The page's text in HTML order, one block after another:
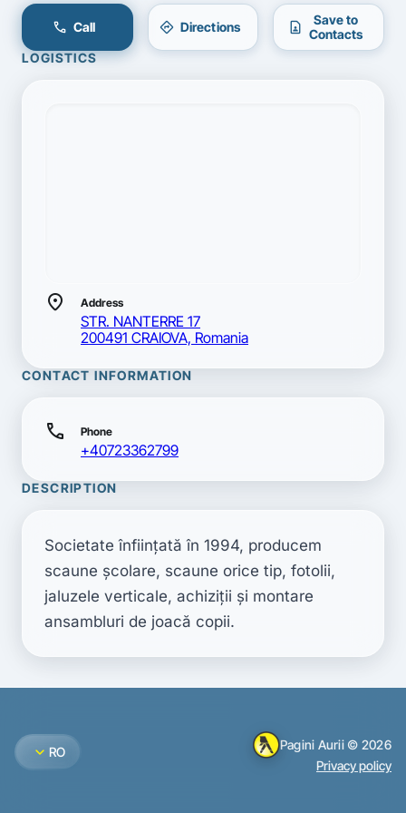
call Call directions Directions contact_page
Save to
Contacts
LOGISTICS
location_on Address
STR. NANTERRE 17
200491 CRAIOVA, Romania
CONTACT INFORMATION
call Phone
+40723362799
DESCRIPTION
Societate înfiinţată în 1994, producem
scaune şcolare, scaune orice tip, fotolii,
jaluzele verticale, achiziţii şi montare
ansambluri de joacă copii.
expand_more RO
Pagini Aurii © 2026
Privacy policy